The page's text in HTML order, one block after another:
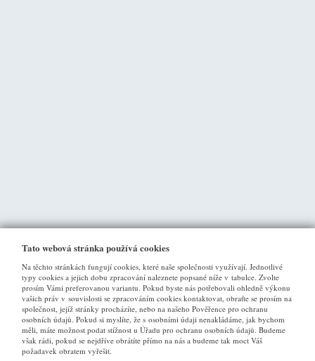
VŠE O NÁKUPU
Tato webová stránka používá cookies
Na těchto stránkách fungují cookies, které naše společnosti využívají. Jednotlivé
typy cookies a jejich dobu zpracování naleznete popsané níže v tabulce. Zvolte
prosím Vámi preferovanou variantu. Pokud byste nás potřebovali ohledně výkonu
vašich práv v souvislosti se zpracováním cookies kontaktovat, obraťte se prosím na
společnost, jejíž stránky procházíte, nebo na našeho Pověřence pro ochranu
osobních údajů. Pokud si myslíte, že s osobními údaji nenakládáme, jak bychom
měli, máte možnost podat stížnost u Úřadu pro ochranu osobních údajů. Budeme
však rádi, pokud se nejdříve obrátíte přímo na nás a budeme tak moct Váš
požadavek obratem vyřešit.